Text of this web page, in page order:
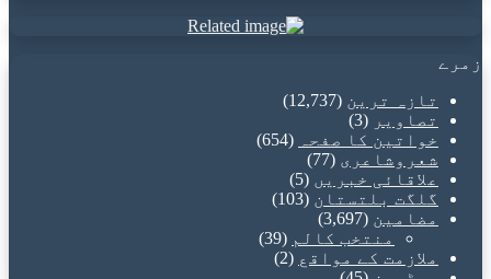
زمرے
تازہ ترین (12,737)
تصاویر (3)
خواتین کا صفحہ
(654)
شعروشاعری (77)
علاقائی خبریں (5)
گلگت بلتستان (103)
مضامین (3,697)
منتخب کالم (39)
ملازمت کے مواقع (2)